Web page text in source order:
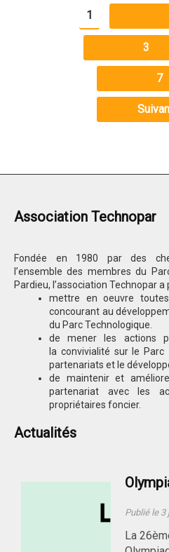
1
3
7
Association Technopar
Fondée en 1980 par des
l’ensemble des membres du
Pardieu, l’association Technopar a
mettre en oeuvre
concourant au
du Parc Technologique.
de mener les actions
la convivialité sur le
partenariats et le
de maintenir et
partenariat avec les
propriétaires foncier.
Actualités
Publié le 3
La